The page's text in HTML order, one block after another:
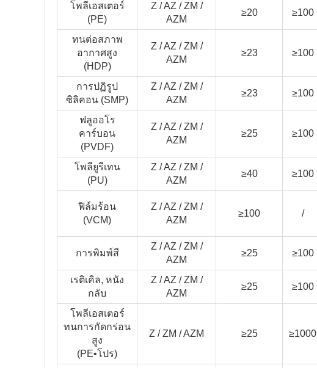
โพลีเอสเตอร์
(PE)
Z / AZ / ZM /
AZM
≥20 ≥100
ทนต่อสภาพ
อากาศสูง
(HDP)
Z / AZ / ZM /
AZM
≥23 ≥100
การปฏิรูป
ซิลิคอน (SMP)
Z / AZ / ZM /
AZM
≥23 ≥100
ฟลูออโร
คาร์บอน
(PVDF)
Z / AZ / ZM /
AZM
≥25 ≥100
โพลียูรีเทน
(PU)
Z / AZ / ZM /
AZM
≥40 ≥100
ฟิล์มร้อน
(VCM)
Z / AZ / ZM /
AZM
≥100 /
การพิมพ์สี
Z / AZ / ZM /
AZM
≥25 ≥100
เรติเคิล, หนัง
กลับ
Z / AZ / ZM /
AZM
≥25 ≥100
โพลีเอสเตอร์
ทนการกัดกร่อน
สูง
(PE•โปร)
Z / ZM / AZM ≥25 ≥1000